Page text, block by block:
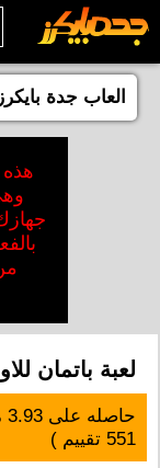
العاب جدة بايكرز
هذه
لعبة باتمان
حاصله على3.93
551 تقييم )